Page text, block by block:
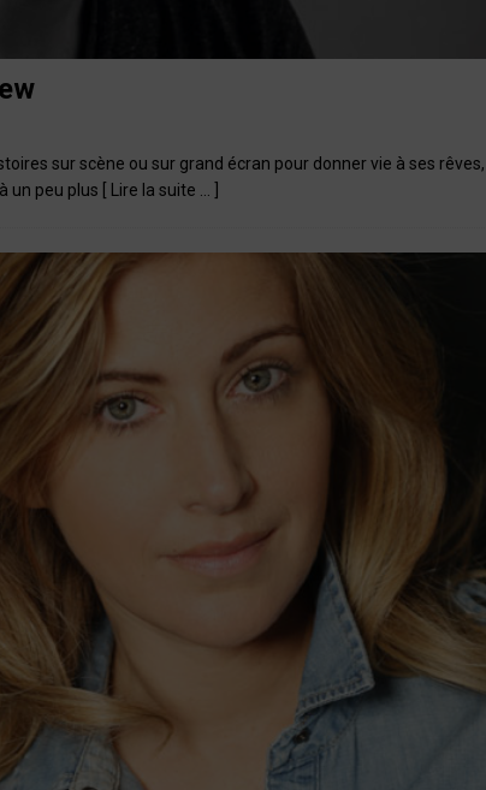
sur scène ou sur grand écran pour donner vie à ses rêves,
un peu plus
[ Lire la suite … ]